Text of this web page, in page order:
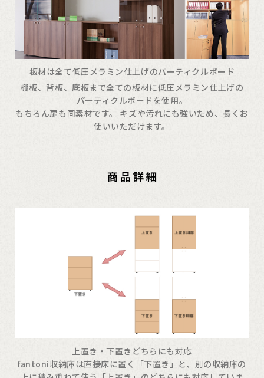
板材は全て低圧メラミン仕上げのパーティクルボード
棚板、背板、底板まで全ての板材に低圧メラミン仕上げの
パーティクルボードを使用。
もちろん扉も同素材です。 キズや汚れにも強いため、長くお
使いいただけます。
上置き・下置きどちらにも対応
fantoni収納庫は直接床に置く「下置き」と、別の収納庫の